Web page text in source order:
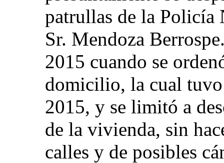
patrullas de la Policía
Sr. Mendoza
2015 cuando se
domicilio, la cual
2015, y se limitó a
de la vivienda, sin
calles y de posibles